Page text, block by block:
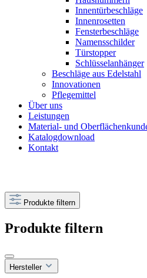
Innentürbeschläge
Innenrosetten
Fensterbeschläge
Namensschilder
Türstopper
Schlüsselanhänger
Beschläge aus Edelstahl
Innovationen
Pflegemittel
Über uns
Leistungen
Material- und
Katalogdownload
Kontakt
Produkte filtern
Produkte filtern
Hersteller